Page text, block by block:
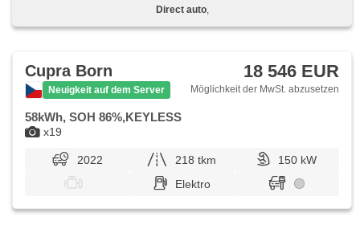
Direct auto,
x19
Cupra Born
Neuigkeit auf dem Server
18 546 EUR
Möglichkeit der MwSt. abzusetzen
58kWh, SOH 86%,KEYLESS
2022 218 tkm
150 kW
Elektro